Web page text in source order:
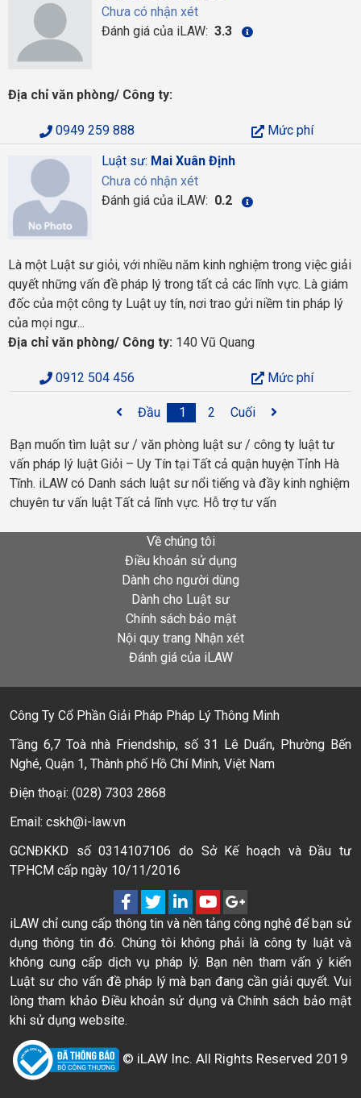
Chưa có nhận xét
Đánh giá của iLAW: 3.3
Địa chỉ văn phòng/ Công ty:
0949 259 888
Mức phí
Luật sư: Mai Xuân Định
Chưa có nhận xét
Đánh giá của iLAW: 0.2
Là một Luật sư giỏi, với nhiều năm kinh nghiệm trong việc giải
quyết những vấn đề pháp lý trong tất cả các lĩnh vực. Là giám
đốc của một công ty Luật uy tín, nơi trao gửi niềm tin pháp lý
của mọi ngư...
Địa chỉ văn phòng/ Công ty: 140 Vũ Quang
0912 504 456 Mức phí
Đầu 1 2 Cuối
Bạn muốn tìm luật sư / văn phòng luật sư / công ty luật tư
vấn pháp lý luật Giỏi – Uy Tín tại Tất cả quận huyện Tỉnh Hà
Tĩnh. iLAW có Danh sách luật sư nổi tiếng và đầy kinh nghiệm
chuyên tư vấn luật Tất cả lĩnh vực. Hỗ trợ tư vấn
Về chúng tôi
Điều khoản sử dụng
Dành cho người dùng
Dành cho Luật sư
Chính sách bảo mật
Nội quy trang Nhận xét
Đánh giá của iLAW
Công Ty Cổ Phần Giải Pháp Pháp Lý Thông Minh
Tầng 6,7 Toà nhà Friendship, số 31 Lê Duẩn, Phường Bến
Nghé, Quận 1, Thành phố Hồ Chí Minh, Việt Nam
Điện thoại: (028) 7303 2868
Email: cskh@i-law.vn
GCNĐKKD số 0314107106 do Sở Kế hoạch và Đầu tư
TPHCM cấp ngày 10/11/2016
iLAW chỉ cung cấp thông tin và nền tảng công nghệ để bạn sử
dụng thông tin đó. Chúng tôi không phải là công ty luật và
không cung cấp dịch vụ pháp lý. Bạn nên tham vấn ý kiến
Luật sư cho vấn đề pháp lý mà bạn đang cần giải quyết. Vui
lòng tham khảo Điều khoản sử dụng và Chính sách bảo mật
khi sử dụng website.
© iLAW Inc. All Rights Reserved 2019